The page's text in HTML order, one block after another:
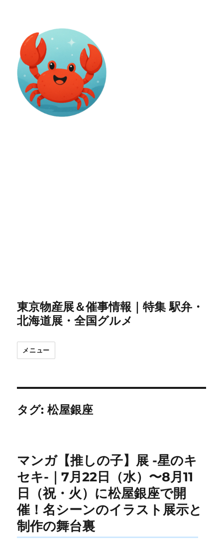
東京物産展＆催事情報｜特集 駅弁・
北海道展・全国グルメ
メニュー
タグ:松屋銀座
マンガ【推しの子】展 -星のキ
セキ-｜7月22日（水）〜8月11
日（祝・火）に松屋銀座で開
催！名シーンのイラスト展示と
制作の舞台裏